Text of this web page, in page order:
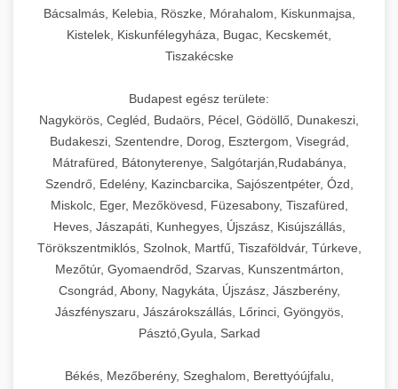
Bácsalmás, Kelebia, Röszke, Mórahalom, Kiskunmajsa,
Kistelek, Kiskunfélegyháza, Bugac, Kecskemét,
Tiszakécske
Budapest egész területe:
Nagykörös, Cegléd, Budaörs, Pécel, Gödöllő, Dunakeszi,
Budakeszi, Szentendre, Dorog, Esztergom, Visegrád,
Mátrafüred, Bátonyterenye, Salgótarján,Rudabánya,
Szendrő, Edelény, Kazincbarcika, Sajószentpéter, Ózd,
Miskolc, Eger, Mezőkövesd, Füzesabony, Tiszafüred,
Heves, Jászapáti, Kunhegyes, Újszász, Kisújszállás,
Törökszentmiklós, Szolnok, Martfű, Tiszaföldvár, Túrkeve,
Mezőtúr, Gyomaendrőd, Szarvas, Kunszentmárton,
Csongrád, Abony, Nagykáta, Újszász, Jászberény,
Jászfényszaru, Jászárokszállás, Lőrinci, Gyöngyös,
Pásztó,Gyula, Sarkad
Békés, Mezőberény, Szeghalom, Berettyóújfalu,